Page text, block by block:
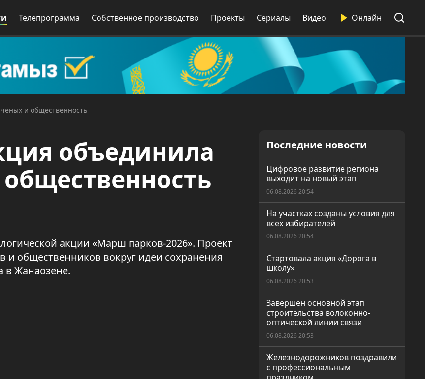
Телепрограмма Собственное производство Проекты Сериалы Видео Онлайн
и общественность
объединила
акции «Марш парков-2026». Проект
и общественников вокруг идеи сохранения
в Жанаозене.
Последние новости
Цифровое развитие региона
выходит на новый этап
06.08.2026 20:54
На участках созданы условия для
всех избирателей
06.08.2026 20:54
Стартовала акция «Дорога в
школу»
06.08.2026 20:53
Завершен основной этап
строительства волоконно-
оптической линии связи
06.08.2026 20:53
Железнодорожников поздравили
с профессиональным